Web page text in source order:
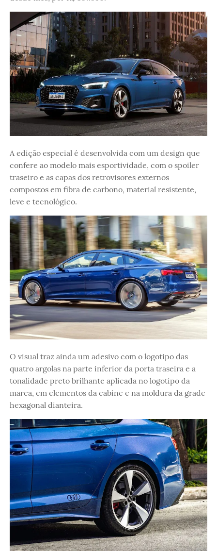
A edição especial é desenvolvida com um design que
confere ao modelo mais esportividade, com o spoiler
traseiro e as capas dos retrovisores externos
compostos em fibra de carbono, material resistente,
leve e tecnológico.
O visual traz ainda um adesivo com o logotipo das
quatro argolas na parte inferior da porta traseira e a
tonalidade preto brilhante aplicada no logotipo da
marca, em elementos da cabine e na moldura da grade
hexagonal dianteira.